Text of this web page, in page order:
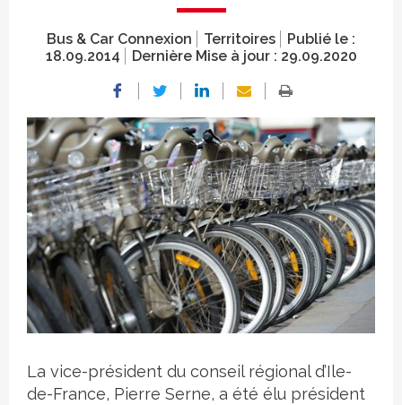
Bus & Car Connexion Territoires
Publié le :
18.09.2014
Dernière Mise à jour : 29.09.2020
Crédit photo
La vice-président du conseil régional d’Ile-
de-France, Pierre Serne, a été élu président